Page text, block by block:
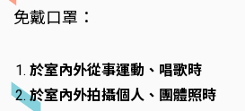
免戴口罩：
於室內外從事運動、唱歌時
於室內外拍攝個人、團體照時